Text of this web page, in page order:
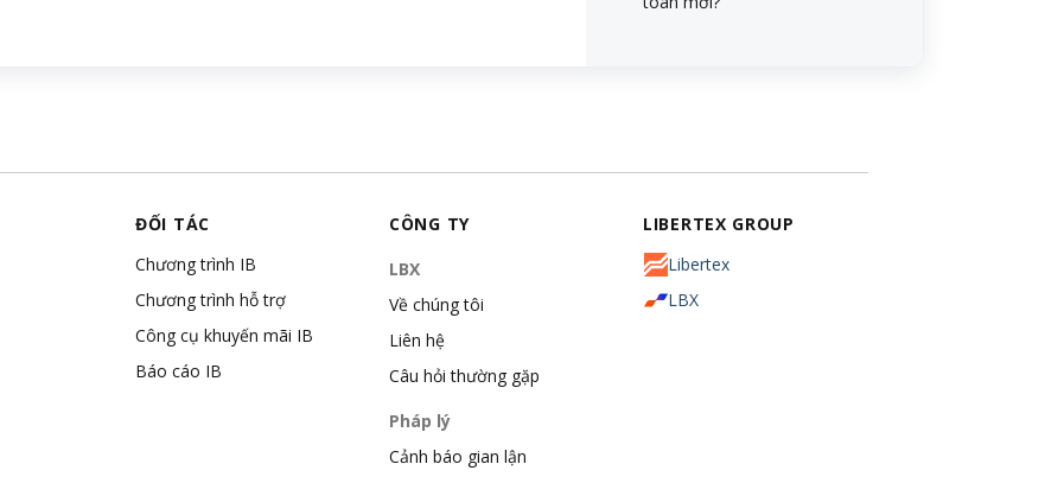
ĐỐI TÁC
Chương trình IB
Chương trình hỗ trợ
Công cụ khuyến mãi IB
Báo cáo IB
CÔNG TY
LBX
Về chúng tôi
Liên hệ
Câu hỏi thường gặp
Pháp lý
Cảnh báo gian lận
LIBERTEX GROUP
Libertex
LBX